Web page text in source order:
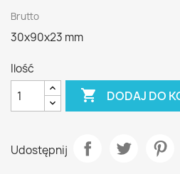
Brutto
30x90x23 mm
Ilość
 DODAJ DO
Udostępnij